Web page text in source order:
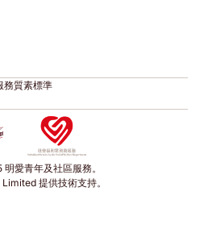
務質素標準
愛青年及社區服務。
提供技術支持。